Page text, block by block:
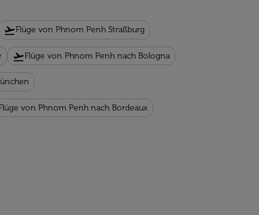
flight_takeoffFlüge von Phnom Penh Straßburg
flight_takeoffFlüge von Phnom Penh nach Bologna
von Phnom Penh nach Bordeaux